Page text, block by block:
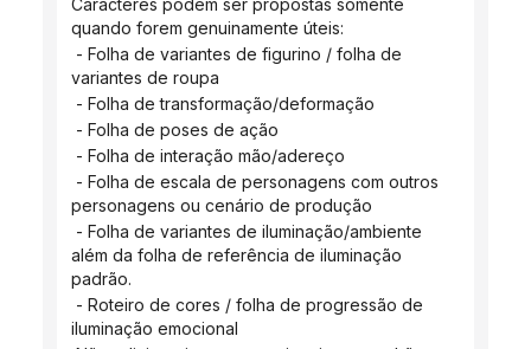
Caracteres podem ser propostas somente
quando forem genuinamente úteis:
variantes de roupa
- Folha de transformação/deformação
- Folha de poses de ação
- Folha de interação mão/adereço
personagens ou cenário de produção
além da folha de referência de iluminação
padrão.
iluminação emocional